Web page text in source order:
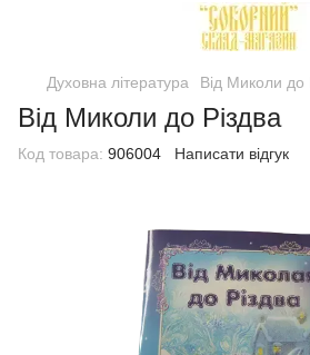
Духовна література Від Миколи до
Від Миколи до Різдва
Код товара: 906004 Написати відгук